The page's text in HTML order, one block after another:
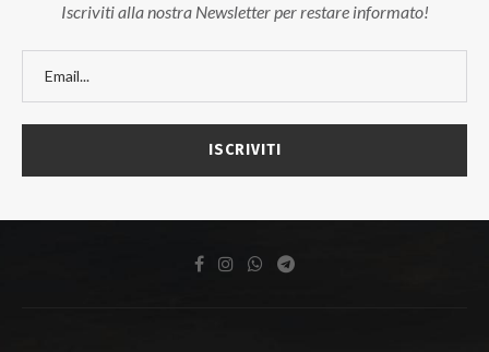
Iscriviti alla nostra Newsletter per restare informato!